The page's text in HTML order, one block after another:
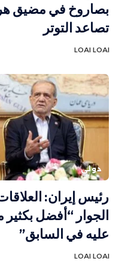
بصاروخ في مضيق
تصاعد التوتر
LOAI LOAI
دولي
رئيس إيران:
الجوار “أفضل بكثير
عليه في السابق”
LOAI LOAI